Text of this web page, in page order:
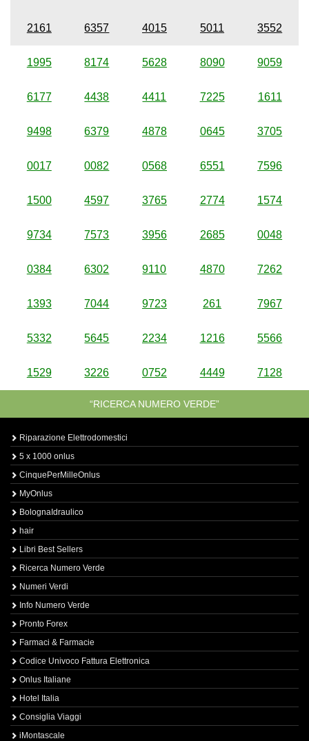
2161 6357 4015 5011 3552
1995 8174 5628 8090 9059
6177 4438 4411 7225 1611
9498 6379 4878 0645 3705
0017 0082 0568 6551 7596
1500 4597 3765 2774 1574
9734 7573 3956 2685 0048
0384 6302 9110 4870 7262
1393 7044 9723 261 7967
5332 5645 2234 1216 5566
1529 3226 0752 4449 7128
“RICERCA NUMERO VERDE”
Riparazione Elettrodomestici
5 x 1000 onlus
CinquePerMilleOnlus
MyOnlus
BolognaIdraulico
hair
Libri Best Sellers
Ricerca Numero Verde
Numeri Verdi
Info Numero Verde
Pronto Forex
Farmaci & Farmacie
Codice Univoco Fattura Elettronica
Onlus Italiane
Hotel Italia
Consiglia Viaggi
iMontascale